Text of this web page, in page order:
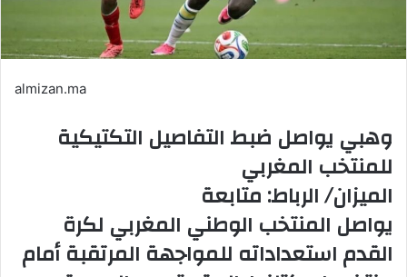
almizan.ma
وهبي يواصل ضبط التفاصيل التكتيكية
للمنتخب المغربي
الميزان/ الرباط: متابعة
يواصل المنتخب الوطني المغربي لكرة
القدم استعداداته للمواجهة المرتقبة أمام